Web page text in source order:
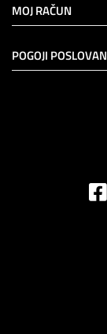
MOJ RAČUN
POGOJI